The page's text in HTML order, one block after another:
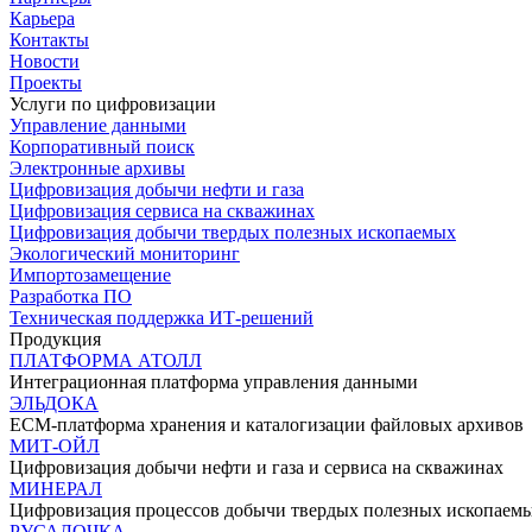
Карьера
Контакты
Новости
Проекты
Услуги по цифровизации
Управление данными
Корпоративный поиск
Электронные архивы
Цифровизация добычи нефти и газа
Цифровизация сервиса на скважинах
Цифровизация добычи твердых полезных ископаемых
Экологический мониторинг
Импортозамещение
Разработка ПО
Техническая поддержка ИТ-решений
Продукция
ПЛАТФОРМА АТОЛЛ
Интеграционная платформа управления данными
ЭЛЬДОКА
ECM-платформа хранения и каталогизации файловых архивов
МИТ-ОЙЛ
Цифровизация добычи нефти и газа и сервиса на скважинах
МИНЕРАЛ
Цифровизация процессов добычи твердых полезных